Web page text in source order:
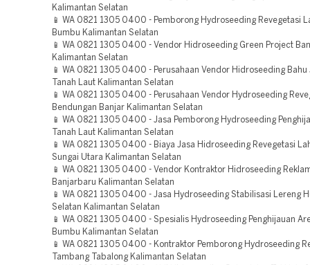
Kalimantan Selatan
📱 WA 0821 1305 0400 - Pemborong Hydroseeding Revegetasi
Bumbu Kalimantan Selatan
📱 WA 0821 1305 0400 - Vendor Hidroseeding Green Project
Kalimantan Selatan
📱 WA 0821 1305 0400 - Perusahaan Vendor Hidroseeding Bahu
Tanah Laut Kalimantan Selatan
📱 WA 0821 1305 0400 - Perusahaan Vendor Hydroseeding
Bendungan Banjar Kalimantan Selatan
📱 WA 0821 1305 0400 - Jasa Pemborong Hydroseeding
Tanah Laut Kalimantan Selatan
📱 WA 0821 1305 0400 - Biaya Jasa Hidroseeding Revegetasi
Sungai Utara Kalimantan Selatan
📱 WA 0821 1305 0400 - Vendor Kontraktor Hidroseeding
Banjarbaru Kalimantan Selatan
📱 WA 0821 1305 0400 - Jasa Hydroseeding Stabilisasi Lereng
Selatan Kalimantan Selatan
📱 WA 0821 1305 0400 - Spesialis Hydroseeding Penghijauan
Bumbu Kalimantan Selatan
📱 WA 0821 1305 0400 - Kontraktor Pemborong Hydroseeding
Tambang Tabalong Kalimantan Selatan